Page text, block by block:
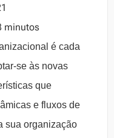
minutos
é cada
se às novas
que
e fluxos de
sua organização